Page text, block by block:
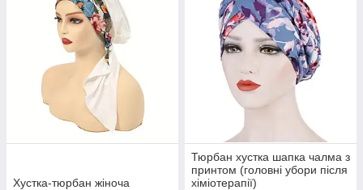
Хустка-тюрбан жіноча
Тюрбан хустка шапка чалма з
принтом (головні убори після
хіміотерапії)